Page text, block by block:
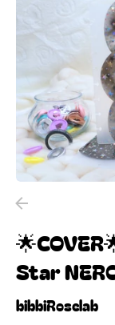
Star
bibbiRoselab